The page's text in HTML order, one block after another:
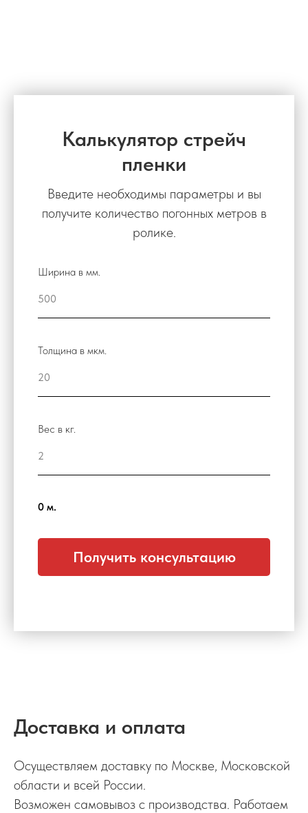
Калькулятор стрейч
пленки
Введите необходимы параметры и вы
получите количество погонных метров в
ролике.
Ширина в мм.
Толщина в мкм.
Вес в кг.
0 м.
Получить консультацию
Доставка и оплата
Осуществляем доставку по Москве, Московской
области и всей России.
Возможен самовывоз с производства. Работаем